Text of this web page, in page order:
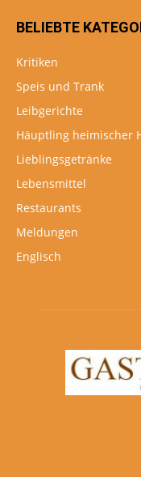
BELIEBTE
Kritiken
Speis und Trank
Leibgerichte
Häuptling heimischer
Lieblingsgetränke
Lebensmittel
Restaurants
Meldungen
Englisch